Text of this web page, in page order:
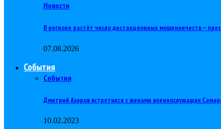
Новости
В регионе растёт число дистанционных мошенничеств —
07.08.2026
События
События
Дмитрий Азаров встретился с женами военнослужащих
10.02.2023